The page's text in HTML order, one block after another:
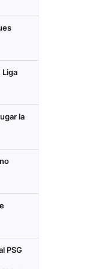
Liga
la
PSG